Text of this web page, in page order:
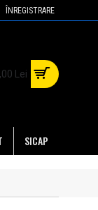
ÎNREGISTRARE
Lei
SICAP